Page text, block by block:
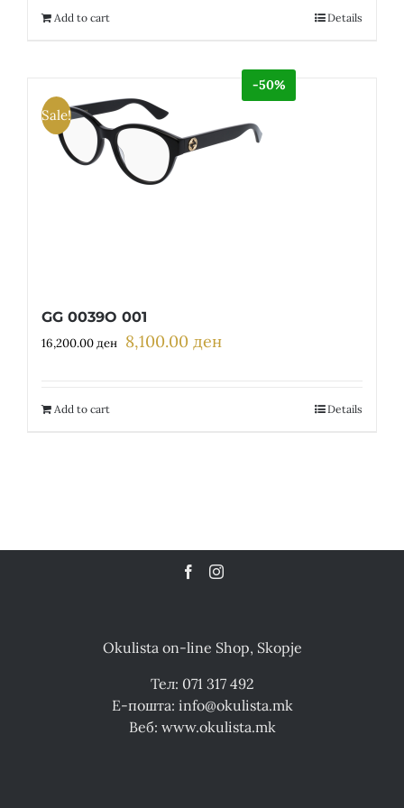
Add to cart Details
Sale!
-50%
GG 0039O 001
16,200.00ден Original
8,100.00 денCurrent
Add to cart Details
Okulista on-line Shop, Skopje
Тел: 071 317 492
Е-пошта: info@okulista.mk
Веб: www.okulista.mk